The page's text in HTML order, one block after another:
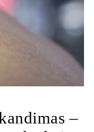
–